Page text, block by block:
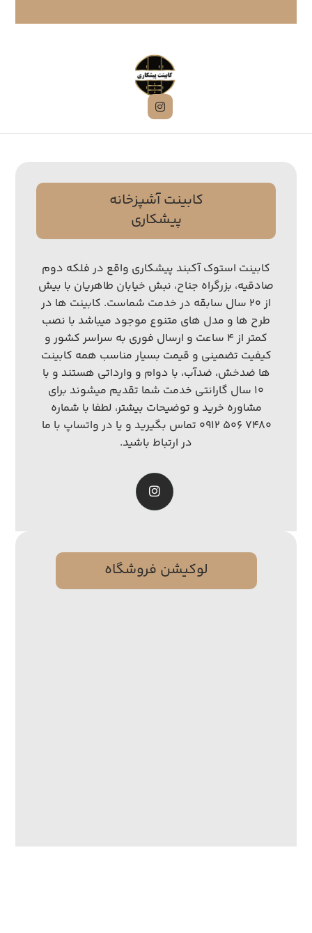
کابینت آشپزخانه
پیشکاری
کابینت استوک آکبند پیشکاری واقع در فلکه دوم
صادقیه، بزرگراه جناح، نبش خیابان طاهریان با بیش
از ۲۰ سال سابقه در خدمت شماست. کابینت ها در
طرح ها و مدل های متنوع موجود میباشد با نصب
کمتر از ۴ ساعت و ارسال فوری به سراسر کشور و
کیفیت تضمینی و قیمت بسیار مناسب همه کابینت
ها ضدخش، ضدآب، با دوام و وارداتی هستند و با
۱۰ سال گارانتی خدمت شما تقدیم میشوند برای
مشاوره خرید و توضیحات بیشتر، لطفا با شماره
۷۴۸۰ ۵۰۶ ۰۹۱۲ تماس بگیرید و یا در واتساپ با ما
در ارتباط باشید.
لوکیشن فروشگاه